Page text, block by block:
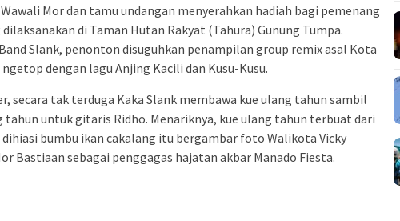
Mor dan tamu undangan menyerahkan hadiah bagi pemenang
di Taman Hutan Rakyat (Tahura) Gunung Tumpa.
Slank, penonton disuguhkan penampilan group remix asal Kota
dengan lagu Anjing Kacili dan Kusu-Kusu.
secara tak terduga Kaka Slank membawa kue ulang tahun sambil
tahun untuk gitaris Ridho. Menariknya, kue ulang tahun terbuat dari
dihiasi bumbu ikan cakalang itu bergambar foto Walikota Vicky
Bastiaan sebagai penggagas hajatan akbar Manado Fiesta.